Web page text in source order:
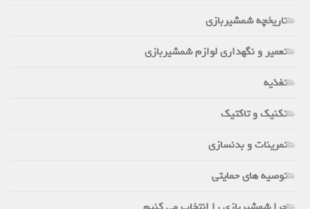
تاریخچه شمشیربازی
تعمیر و نگهداری لوازم شمشیربازی
تغذیه
تکنیک و تاکتیک
تمرینات و بدنسازی
توصیه های حمایتی